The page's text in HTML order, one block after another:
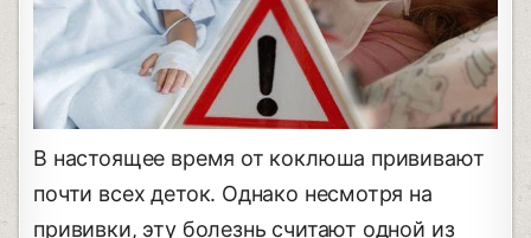
В настоящее время от коклюша прививают
почти всех деток. Однако несмотря на
прививки, эту болезнь считают одной из